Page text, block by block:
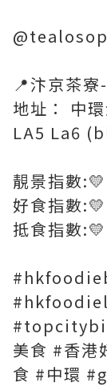
📍汴京茶
地址： 中
LA5 La6
靚景指數
好食指數
抵食指數
美食 #香港
食 #中環